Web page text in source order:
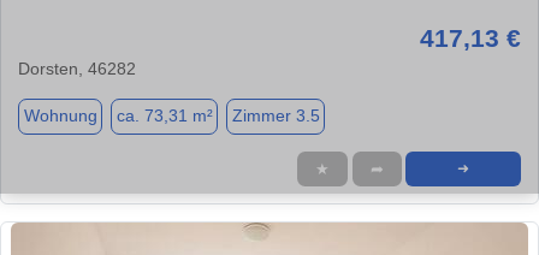
417,13 €
Dorsten, 46282
Wohnung ca. 73,31 m² Zimmer 3.5
★ ➦ ➜